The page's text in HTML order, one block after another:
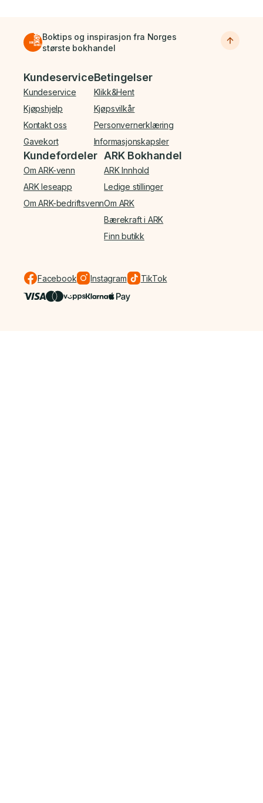
Boktips og inspirasjon fra Norges
største bokhandel
Bunnmeny
Kundeservice
Kundeservice
Kjøpshjelp
Kontakt oss
Gavekort
Betingelser
Klikk&Hent
Kjøpsvilkår
Personvernerklæring
Informasjonskapsler
Kundefordeler
Om ARK-venn
ARK leseapp
Om ARK-bedriftsvenn
ARK Bokhandel
ARK Innhold
Ledige stillinger
Om ARK
Bærekraft i ARK
Finn butikk
Facebook Instagram TikTok